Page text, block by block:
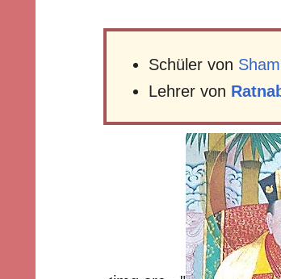
Schüler von
Lehrer von